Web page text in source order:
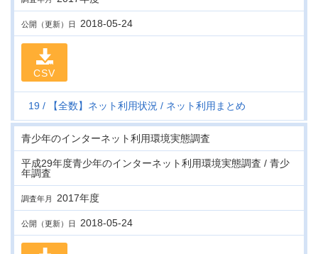
公開（更新）日 2018-05-24
CSV
19 【全数】ネット利用状況 ネット利用まとめ
青少年のインターネット利用環境実態調査
平成29年度青少年のインターネット利用環境実態調査 / 青少
年調査
調査年月 2017年度
公開（更新）日 2018-05-24